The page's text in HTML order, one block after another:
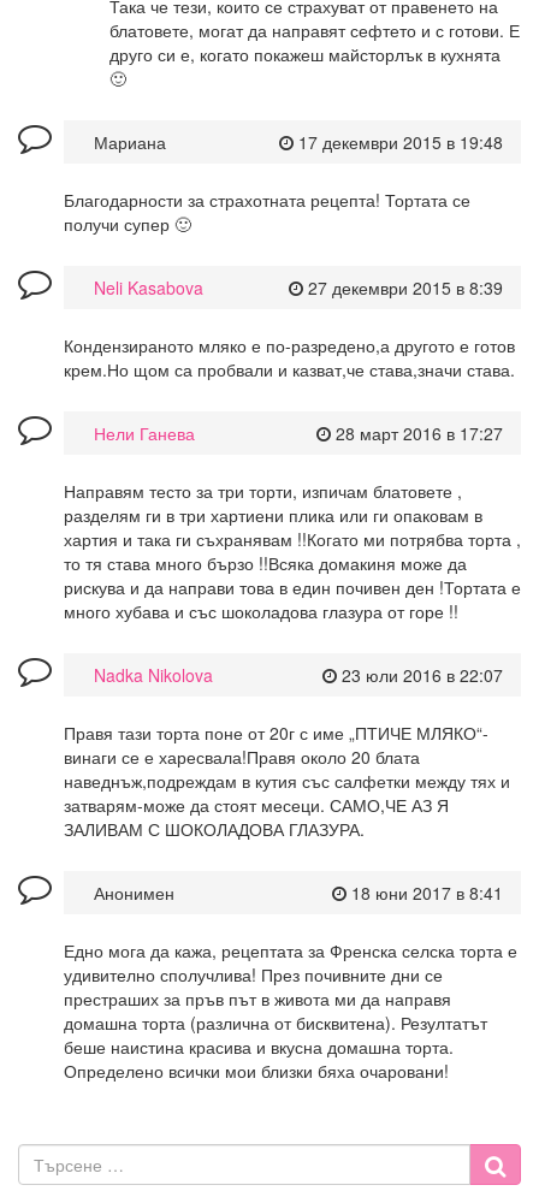
Така че тези, които се страхуват от правенето на
блатовете, могат да направят сефтето и с готови. Е
друго си е, когато покажеш майсторлък в кухнята
🙂
17 декември 2015 в 19:48
Мариана
Благодарности за страхотната рецепта! Тортата се
получи супер 🙂
27 декември 2015 в 8:39
Neli Kasabova
Кондензираното мляко е по-разредено,а другото е готов
крем.Но щом са пробвали и казват,че става,значи става.
28 март 2016 в 17:27
Нели Ганева
Направям тесто за три торти, изпичам блатовете ,
разделям ги в три хартиени плика или ги опаковам в
хартия и така ги съхранявам !!Когато ми потрябва торта ,
то тя става много бързо !!Всяка домакиня може да
рискува и да направи това в един почивен ден !Тортата е
много хубава и със шоколадова глазура от горе !!
23 юли 2016 в 22:07
Nadka Nikolova
Правя тази торта поне от 20г с име „ПТИЧЕ МЛЯКО“-
винаги се е харесвала!Правя около 20 блата
наведнъж,подреждам в кутия със салфетки между тях и
затварям-може да стоят месеци. САМО,ЧЕ АЗ Я
ЗАЛИВАМ С ШОКОЛАДОВА ГЛАЗУРА.
18 юни 2017 в 8:41
Анонимен
Едно мога да кажа, рецептата за Френска селска торта е
удивително сполучлива! През почивните дни се
престраших за пръв път в живота ми да направя
домашна торта (различна от бисквитена). Резултатът
беше наистина красива и вкусна домашна торта.
Определено всички мои близки бяха очаровани!